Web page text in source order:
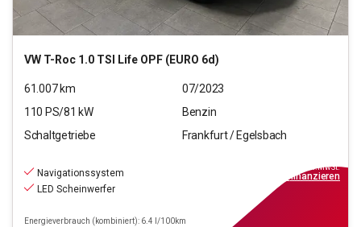
VW T-Roc 1.0 TSI Life OPF (EURO 6d)
61.007km
07/2023
110 PS/81 kW
Benzin
Schaltgetriebe
Frankfurt / Egelsbach
Navigationssystem
LED Scheinwerfer
Energieverbrauch (kombiniert): 6.4 l/100km
inkl.MwSt.
finanzieren